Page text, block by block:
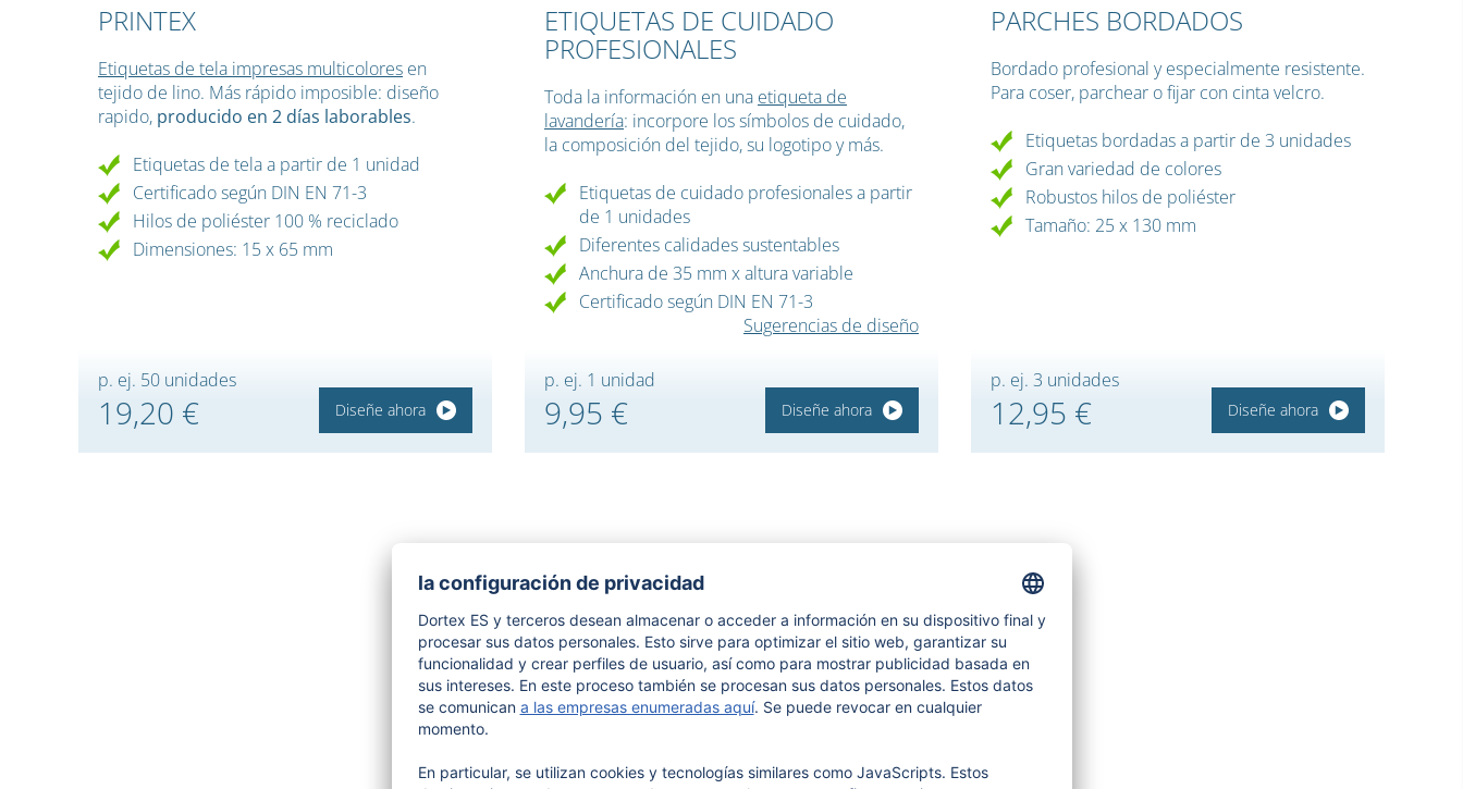
PRINTEX
Etiquetas de tela impresas multicolores en
tejido de lino. Más rápido imposible: diseño
rapido, producido en 2 días laborables.
Etiquetas de tela a partir de 1 unidad
Certificado según DIN EN 71-3
Hilos de poliéster 100 % reciclado
Dimensiones: 15 x 65 mm
p. ej. 50 unidades
19,20 € Diseñe ahora
ETIQUETAS DE CUIDADO
PROFESIONALES
Toda la información en una etiqueta de
lavandería: incorpore los símbolos de cuidado,
la composición del tejido, su logotipo y más.
Etiquetas de cuidado profesionales a partir
de 1 unidades
Diferentes calidades sustentables
Anchura de 35 mm x altura variable
Certificado según DIN EN 71-3
Sugerencias de diseño
p. ej. 1 unidad
9,95 € Diseñe ahora
PARCHES BORDADOS
Bordado profesional y especialmente resistente.
Para coser, parchear o fijar con cinta velcro.
Etiquetas bordadas a partir de 3 unidades
Gran variedad de colores
Robustos hilos de poliéster
Tamaño: 25 x 130 mm
p. ej. 3 unidades
12,95 € Diseñe ahora